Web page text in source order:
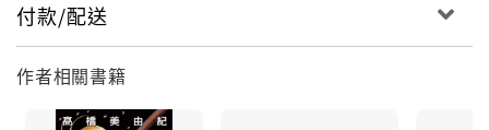
付款/配送
作者相關書籍